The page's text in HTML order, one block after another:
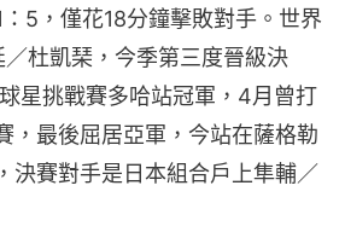
5，僅花18分鐘擊敗對手。世界
杜凱琹，今季第三度晉級決
星挑戰賽多哈站冠軍，4月曾打
，最後屈居亞軍，今站在薩格勒
決賽對手是日本組合戶上隼輔／